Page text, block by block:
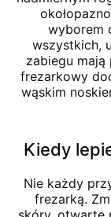
wyborem
wszystkich,
zabiegu mają
frezarkowy
wąskim
Kiedy
Nie każdy
frezarką.